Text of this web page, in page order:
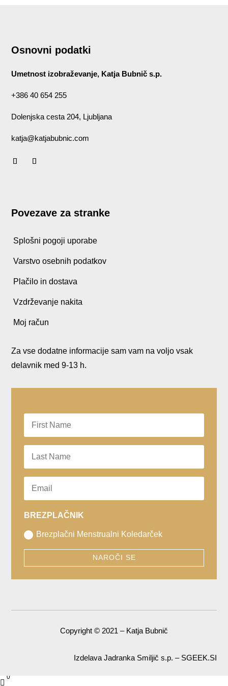
Osnovni podatki
Umetnost izobraževanje, Katja Bubnič s.p.
+386 40 654 255
Dolenjska cesta 204, Ljubljana
katja@katjabubnic.com
Povezave za stranke
Splošni pogoji uporabe
Varstvo osebnih podatkov
Plačilo in dostava
Vzdrževanje nakita
Moj račun
Za vse dodatne informacije sam vam na voljo vsak
delavnik med 9-13 h.
BREZPLAČNIK
Brezplačni Menstrualni Koledarček
NAROČI SE
Copyright © 2021 – Katja Bubnič
Izdelava Jadranka Smiljič s.p. – SGEEK.SI

0